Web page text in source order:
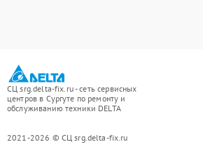
СЦ srg.delta-fix.ru - сеть сервисных
центров в Сургуте по ремонту и
обслуживанию техники DELTA
2021-2026 © СЦ srg.delta-fix.ru